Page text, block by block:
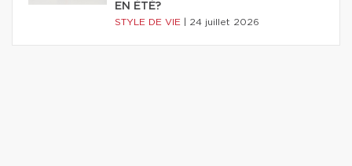
EN ÉTÉ?
STYLE DE VIE 24 juillet 2026